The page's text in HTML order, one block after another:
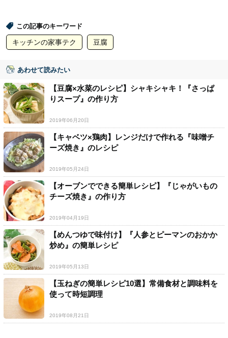
この記事のキーワード
キッチンの家事テク 豆腐
あわせて読みたい
【豆腐×水菜のレシピ】シャキシャキ！『さっぱ
りスープ』の作り方
2019年06月20日
【キャベツ×鶏肉】レンジだけで作れる『味噌チ
ーズ焼き』のレシピ
2019年05月24日
【オーブンでできる簡単レシピ】『じゃがいもの
チーズ焼き』の作り方
2019年04月19日
【めんつゆで味付け】『人参とピーマンのおかか
炒め』の簡単レシピ
2019年05月13日
【玉ねぎの簡単レシピ10選】常備食材と調味料を
使って時短調理
2019年08月21日